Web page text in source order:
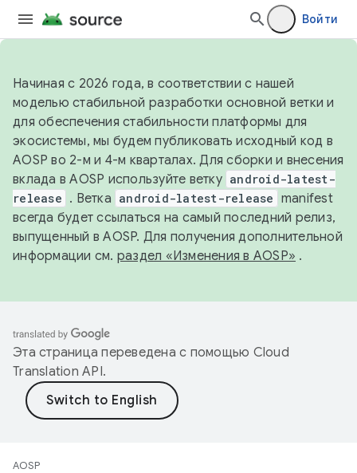
Войти
Начиная с 2026 года, в соответствии с нашей
моделью стабильной разработки основной ветки и
для обеспечения стабильности платформы для
экосистемы, мы будем публиковать исходный код в
AOSP во 2-м и 4-м кварталах. Для сборки и внесения
вклада в AOSP используйте ветку android-latest-
release . Ветка android-latest-release manifest
всегда будет ссылаться на самый последний релиз,
выпущенный в AOSP. Для получения дополнительной
информации см. раздел «Изменения в AOSP» .
Эта страница переведена с помощью Cloud
Translation API.
AOSP